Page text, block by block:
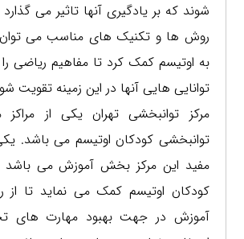
شوند که بر یادگیری آنها تاثیر می گذارد
روش ها و تکنیک های مناسب می توان
به اوتیسم کمک کرد تا مفاهیم ریاضی
توانایی هایی آنها در این زمینه تقویت
مرکز توانبخشی تهران یکی از مراکز
توانبخشی کودکان اوتیسم می باشد.
مفید این مرکز بخش آموزش می باشد
کودکان اوتیسم کمک می نماید تا
آموزش در جهت بهبود مهارت های